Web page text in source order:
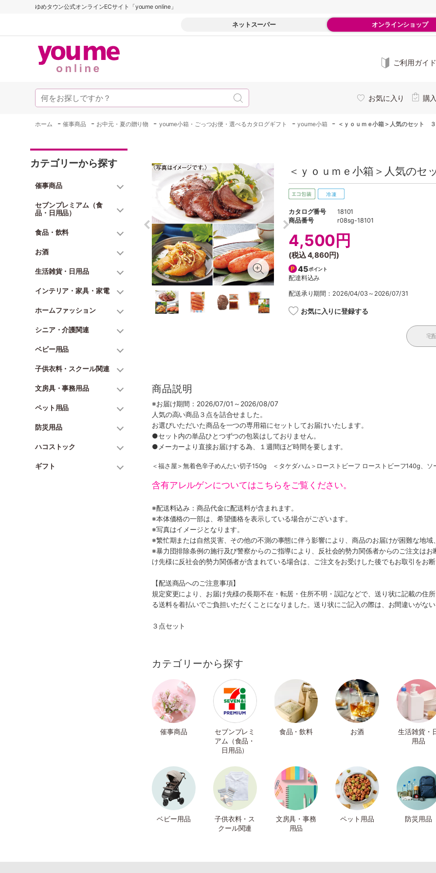
ゆめタウン公式オンラインECサイト「youme online」
ネットスーパー オンラインショップ
ご利用ガイド
お気に入り 購
ホーム -催事商品 - お中元・夏の贈り物 - youme小箱・ごっつお便・選べるカタログギフト -youme小箱 - ＜ｙｏｕｍｅ小箱＞人気のセット
カテゴリーから探す
催事商品
セブンプレミアム（食
品・日用品）
食品・飲料
お酒
生活雑貨・日用品
インテリア・家具・家電
ホームファッション
シニア・介護関連
ベビー用品
子供衣料・スクール関連
文房具・事務用品
ペット用品
防災用品
ハコストック
ギフト
＜ｙｏｕｍｅ小箱＞人気の
カタログ番号
18101
商品番号
r08sg-18101
4,500円
(税込4,860円)
45ポイント
配達料込み
配送承り期間：2026/04/03～2026/07/31
お気に入りに登録する
宅
商品説明
※お届け期間：2026/07/01～2026/08/07
人気の高い商品３点を詰合せました。
お選びいただいた商品を一つの専用箱にセットしてお届けいたします。
●セット内の単品ひとつずつの包装はしておりません。
●メーカーより直接お届けする為、１週間ほど時間を要します。
＜福さ屋＞無着色辛子めんたい切子150g ＜タケダハム＞ローストビーフ ローストビーフ140g、
含有アレルゲンについてはこちらをご覧ください。
※配送料込み：商品代金に配送料が含まれます。
※本体価格の一部は、希望価格を表示している場合がございます。
※写真はイメージとなります。
※繁忙期または自然災害、その他の不測の事態に伴う影響により、商品のお届けが困難な地域
※暴力団排除条例の施行及び警察からのご指導により、反社会的勢力関係者からのご注文は
け先様に反社会的勢力関係者が含まれている場合は、ご注文をお受けした後でもお取引をお
【配送商品へのご注意事項】
規定変更により、お届け先様の長期不在・転居・住所不明・誤記などで、送り状に記載の住
る送料を着払いでご負担いただくことになりました。送り状にご記入の際は、お間違いがな
３点セット
カテゴリーから探す
催事商品
セブンプレミ
アム（食品・
日用品）
食品・飲料 お酒
生活雑貨・
用品
ベビー用品
子供衣料・ス
クール関連
文房具・事務
用品
ペット用品 防災用品